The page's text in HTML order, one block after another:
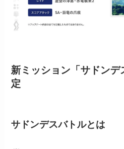
新ミッション「サドンデ
定
サドンデスバトルとは